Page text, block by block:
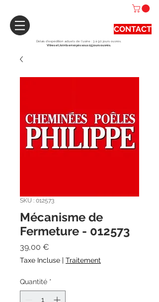
CONTACT
Délais d'expédition actuels de l'usine : 3 à 90 jours ouvrés.
Vitres et Joints envoyés sous 15 jours ouvrés.
SKU : 012573
Mécanisme de
Fermeture - 012573
39,00 €
Taxe Incluse | Traitement
Quantité *